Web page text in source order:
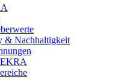
& Nachhaltigkeit